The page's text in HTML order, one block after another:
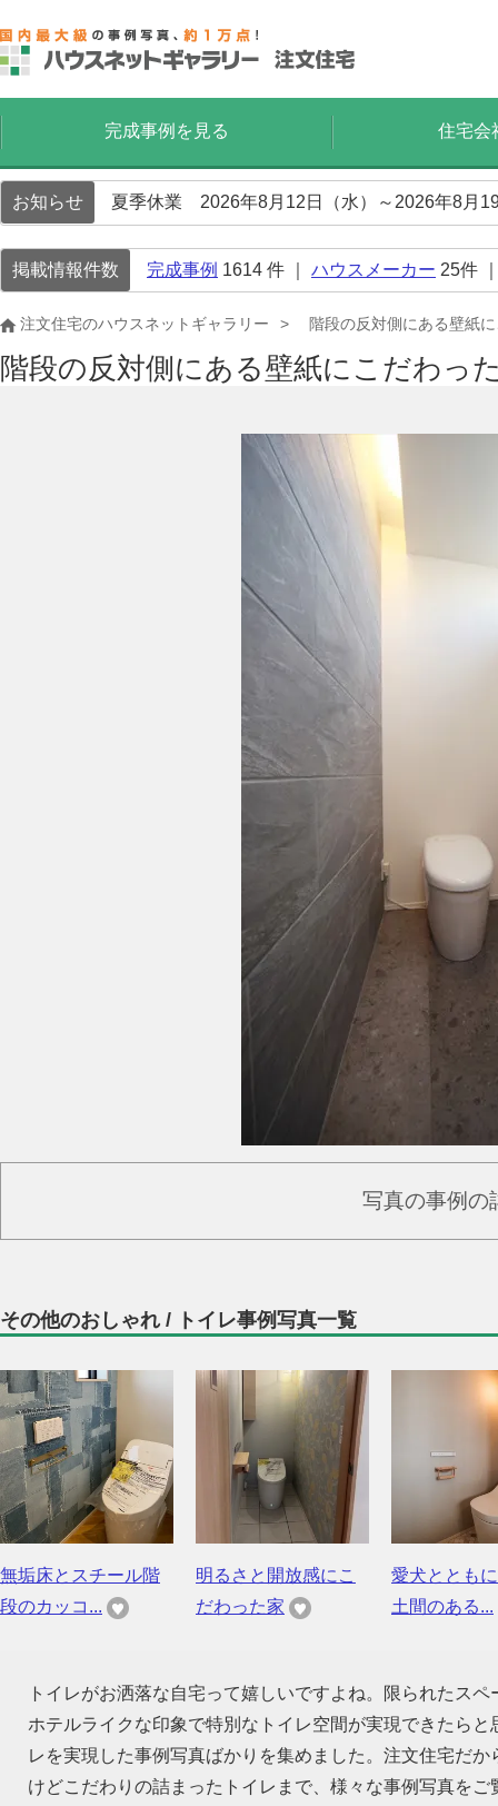
完成事例を見る 住宅会
お知らせ 夏季休業 2026年8月12日（水）～2026年8月
掲載情報件数 完成事例 1614 件 ｜ ハウスメーカー 25件
注文住宅のハウスネットギャラリー 階段の反対側にある壁紙
階段の反対側にある壁紙にこだわっ
写真の事例の
その他のおしゃれ / トイレ事例写真一覧
無垢床とスチール階
段のカッコ...
明るさと開放感にこ
だわった家
愛犬ととも
土間のある...
トイレがお洒落な自宅って嬉しいですよね。限られたス
ホテルライクな印象で特別なトイレ空間が実現できたら
レを実現した事例写真ばかりを集めました。注文住宅だ
けどこだわりの詰まったトイレまで、様々な事例写真を